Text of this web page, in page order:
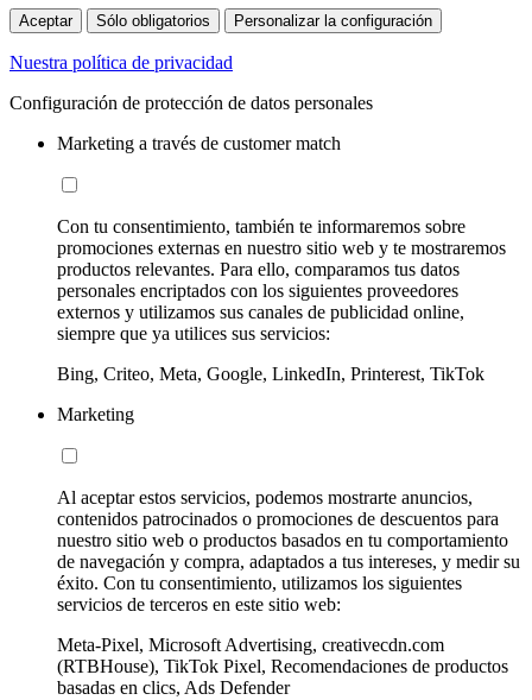
Aceptar Sólo obligatorios Personalizar la configuración
Nuestra política de privacidad
Configuración de protección de datos personales
Marketing a través de customer match
Con tu consentimiento, también te informaremos sobre
promociones externas en nuestro sitio web y te mostraremos
productos relevantes. Para ello, comparamos tus datos
personales encriptados con los siguientes proveedores
externos y utilizamos sus canales de publicidad online,
siempre que ya utilices sus servicios:
Bing, Criteo, Meta, Google, LinkedIn, Printerest, TikTok
Marketing
Al aceptar estos servicios, podemos mostrarte anuncios,
contenidos patrocinados o promociones de descuentos para
nuestro sitio web o productos basados en tu comportamiento
de navegación y compra, adaptados a tus intereses, y medir su
éxito. Con tu consentimiento, utilizamos los siguientes
servicios de terceros en este sitio web:
Meta-Pixel, Microsoft Advertising, creativecdn.com
(RTBHouse), TikTok Pixel, Recomendaciones de productos
basadas en clics, Ads Defender